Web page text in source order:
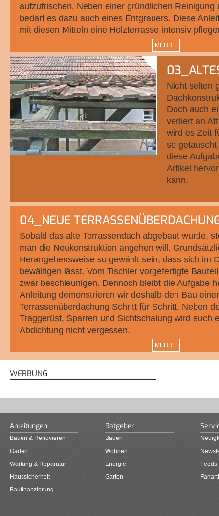
aufzufrischen. Neben einer gründlichen Reinigung
bedarf es dazu auch eines Entgrauers. Diese
mit diesen Mitteln eine Holzterrasse intensiv
MEHR...
Nicht selten
Doch auch
verliert an
wird es Zeit
so
diese
Artikel
kann.
04_NEUE
Sobald das alte Terrassendach abgebaut wurde,
man die Neukonstruktion angehen will.
Herangehensweise so gewählt sein, dass sich im
bewältigen lässt. Vom Tischler vorgefertigte
zwar beschleunigen. Dennoch bleibt die Aufgabe
Anleitung demonstrieren wir deshalb den Bau
Terrassenüberdachung Schritt für Schritt. Neben
Traggerüst, Sparren und Sichtschalung wird auch
Abdichtung nicht vergessen.
MEHR...
WERBUNG
Anleitungen
Bauen & Renovieren
Garten
Wartung & Reparatur
Haussicherheit
Baufinanzierung
Ratgeber
Bauen
Wohnen
Energie
Garten
Feeds